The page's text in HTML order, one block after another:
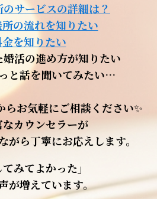
サービスの詳細は？
の流れを知りたい
を知りたい
婚活の進め方が知りたい
と話を聞いてみたい…
らお気軽にご相談ください✨
カウンセラーが
がら丁寧にお応えします。
てみてよかった」
が増えています。